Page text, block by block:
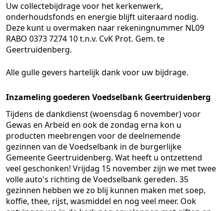
Uw collectebijdrage voor het kerkenwerk,
onderhoudsfonds en energie blijft uiteraard nodig.
Deze kunt u overmaken naar rekeningnummer NL09
RABO 0373 7274 10 t.n.v. CvK Prot. Gem. te
Geertruidenberg.
Alle gulle gevers hartelijk dank voor uw bijdrage.
Inzameling goederen Voedselbank Geertruidenberg
Tijdens de dankdienst (woensdag 6 november) voor
Gewas en Arbeid en ook de zondag erna kon u
producten meebrengen voor de deelnemende
gezinnen van de Voedselbank in de burgerlijke
Gemeente Geertruidenberg. Wat heeft u ontzettend
veel geschonken! Vrijdag 15 november zijn we met twee
volle auto's richting de Voedselbank gereden. 35
gezinnen hebben we zo blij kunnen maken met soep,
koffie, thee, rijst, wasmiddel en nog veel meer. Ook